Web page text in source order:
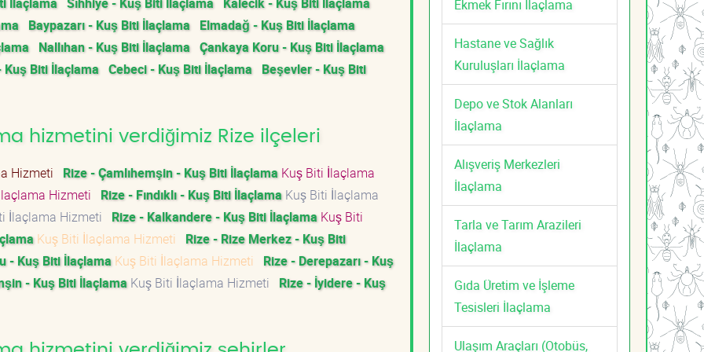
Baypazarı - Kuş Biti İlaçlama Elmadağ - Kuş Biti İlaçlama
Nallıhan - Kuş Biti İlaçlama Çankaya Koru - Kuş Biti İlaçlama
Biti İlaçlama Cebeci - Kuş Biti İlaçlama Beşevler - Kuş Biti
hizmetini verdiğimiz Rize ilçeleri
Hizmeti Rize - Çamlıhemşin - Kuş Biti İlaçlama Kuş Biti İlaçlama
Hizmeti
Rize - Fındıklı - Kuş Biti İlaçlama Kuş Biti İlaçlama
İlaçlama Hizmeti
Rize - Kalkandere - Kuş Biti İlaçlama Kuş Biti
Kuş Biti İlaçlama Hizmeti
Rize - Rize Merkez - Kuş Biti
- Kuş Biti İlaçlama Kuş Biti İlaçlama Hizmeti
Rize - Derepazarı - Kuş
- Kuş Biti İlaçlama Kuş Biti İlaçlama Hizmeti Rize - İyidere - Kuş
Ekmek Fırını İlaçlama
Hastane ve Sağlık
Kuruluşları İlaçlama
Depo ve Stok Alanları
İlaçlama
Alışveriş Merkezleri
İlaçlama
Tarla ve Tarım Arazileri
İlaçlama
Gıda Üretim ve İşleme
Tesisleri İlaçlama
Ulaşım Araçları (Otobüs,